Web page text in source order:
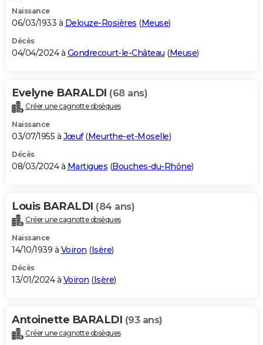
Naissance
06/03/1933 à Delouze-Rosières (Meuse)
Décès
04/04/2024 à Gondrecourt-le-Château (Meuse)
Evelyne BARALDI (68 ans)
Créer une cagnotte obsèques
Naissance
03/07/1955 à Jœuf(Meurthe-et-Moselle)
Décès
08/03/2024 à Martigues (Bouches-du-Rhône)
Louis BARALDI (84 ans)
Créer une cagnotte obsèques
Naissance
14/10/1939 à Voiron (Isère)
Décès
13/01/2024 à Voiron (Isère)
Antoinette BARALDI (93 ans)
Créer une cagnotte obsèques